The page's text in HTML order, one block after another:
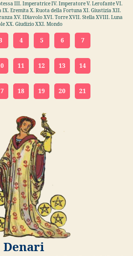
III. Imperatrice IV. Imperatore V. Lerofante VI.
Eremita X. Ruota della Fortuna XI. Giustizia XII.
XV. IDiavolo XVI. Torre XVII. Stella XVIII. Luna
XX. Giudizio XXI. Mondo
4 5 6 7
11 12 13 14
18 19 20 21
Denari